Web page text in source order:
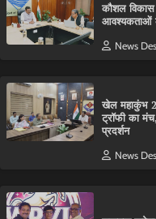
कौशल विकास
आवश्यकताओं
News
खेल महाकुंभ
ट्रॉफी का
प्रदर्शन
News